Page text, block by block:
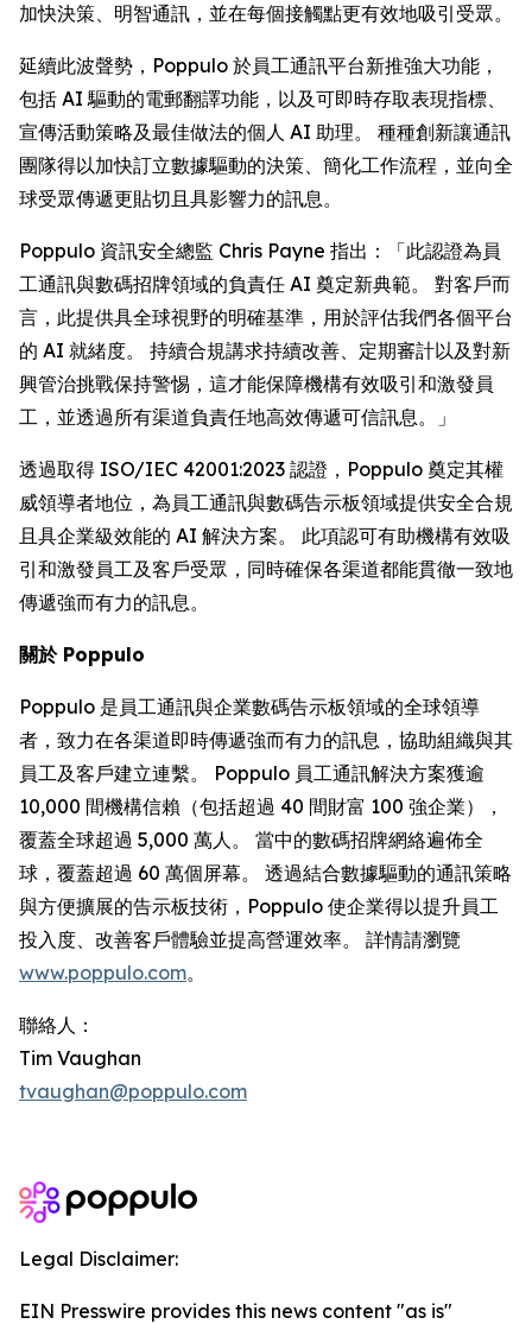
加快決策、明智通訊，並在每個接觸點更有效地吸引受眾。
延續此波聲勢，Poppulo 於員工通訊平台新推強大功能，
包括 AI 驅動的電郵翻譯功能，以及可即時存取表現指標、
宣傳活動策略及最佳做法的個人 AI 助理。 種種創新讓通訊
團隊得以加快訂立數據驅動的決策、簡化工作流程，並向全
球受眾傳遞更貼切且具影響力的訊息。
Poppulo 資訊安全總監 Chris Payne 指出：「此認證為員
工通訊與數碼招牌領域的負責任 AI 奠定新典範。 對客戶而
言，此提供具全球視野的明確基準，用於評估我們各個平台
的 AI 就緒度。 持續合規講求持續改善、定期審計以及對新
興管治挑戰保持警惕，這才能保障機構有效吸引和激發員
工，並透過所有渠道負責任地高效傳遞可信訊息。」
透過取得 ISO/IEC 42001:2023 認證，Poppulo 奠定其權
威領導者地位，為員工通訊與數碼告示板領域提供安全合規
且具企業級效能的 AI 解決方案。 此項認可有助機構有效吸
引和激發員工及客戶受眾，同時確保各渠道都能貫徹一致地
傳遞強而有力的訊息。
關於 Poppulo
Poppulo 是員工通訊與企業數碼告示板領域的全球領導
者，致力在各渠道即時傳遞強而有力的訊息，協助組織與其
員工及客戶建立連繫。 Poppulo 員工通訊解決方案獲逾
10,000 間機構信賴（包括超過 40 間財富 100 強企業），
覆蓋全球超過 5,000 萬人。 當中的數碼招牌網絡遍佈全
球，覆蓋超過 60 萬個屏幕。 透過結合數據驅動的通訊策略
與方便擴展的告示板技術，Poppulo 使企業得以提升員工
投入度、改善客戶體驗並提高營運效率。 詳情請瀏覽
www.poppulo.com。
聯絡人：
Tim Vaughan
tvaughan@poppulo.com
Legal Disclaimer:
EIN Presswire provides this news content "as is"